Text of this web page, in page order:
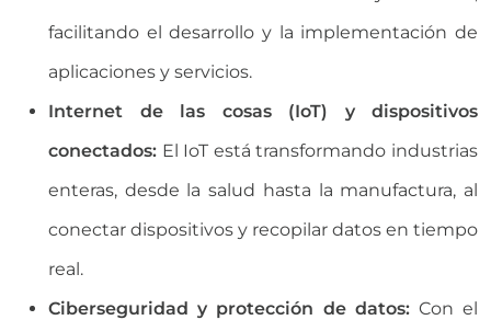
facilitando el desarrollo y la implementación de
aplicaciones y servicios.
Internet de las cosas (IoT) y dispositivos
conectados: El IoT está transformando industrias
enteras, desde la salud hasta la manufactura, al
conectar dispositivos y recopilar datos en tiempo
real.
Ciberseguridad y protección de datos:Con el